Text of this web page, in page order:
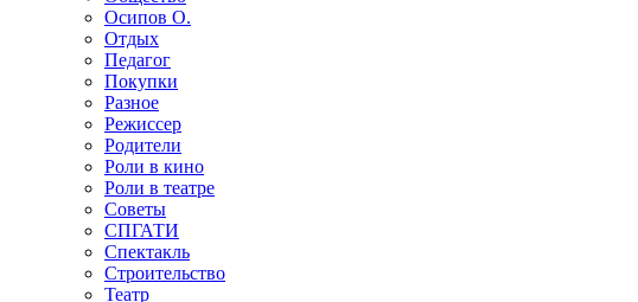
Осипов О.
Отдых
Педагог
Покупки
Разное
Режиссер
Родители
Роли в кино
Роли в театре
Советы
СПГАТИ
Спектакль
Строительство
Театр